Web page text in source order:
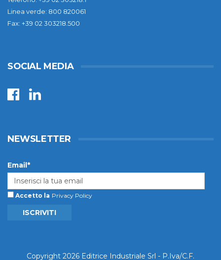
Linea verde: 800 820061
Fax: +39 02 303218.500
SOCIAL MEDIA
NEWSLETTER
Email*
Accetto la Privacy Policy
ISCRIVITI
Copyright 2026 Editrice Industriale Srl - P.Iva/C.F.